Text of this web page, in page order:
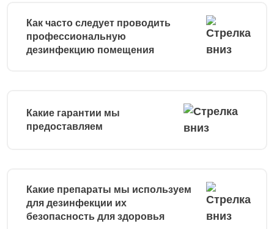
Как часто следует проводить
профессиональную
дезинфекцию помещения
Какие гарантии мы
предоставляем
Какие препараты мы используем
для дезинфекции их
безопасность для здоровья